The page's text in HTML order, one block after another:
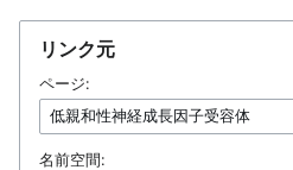
リンク元
ページ:
名前空間: